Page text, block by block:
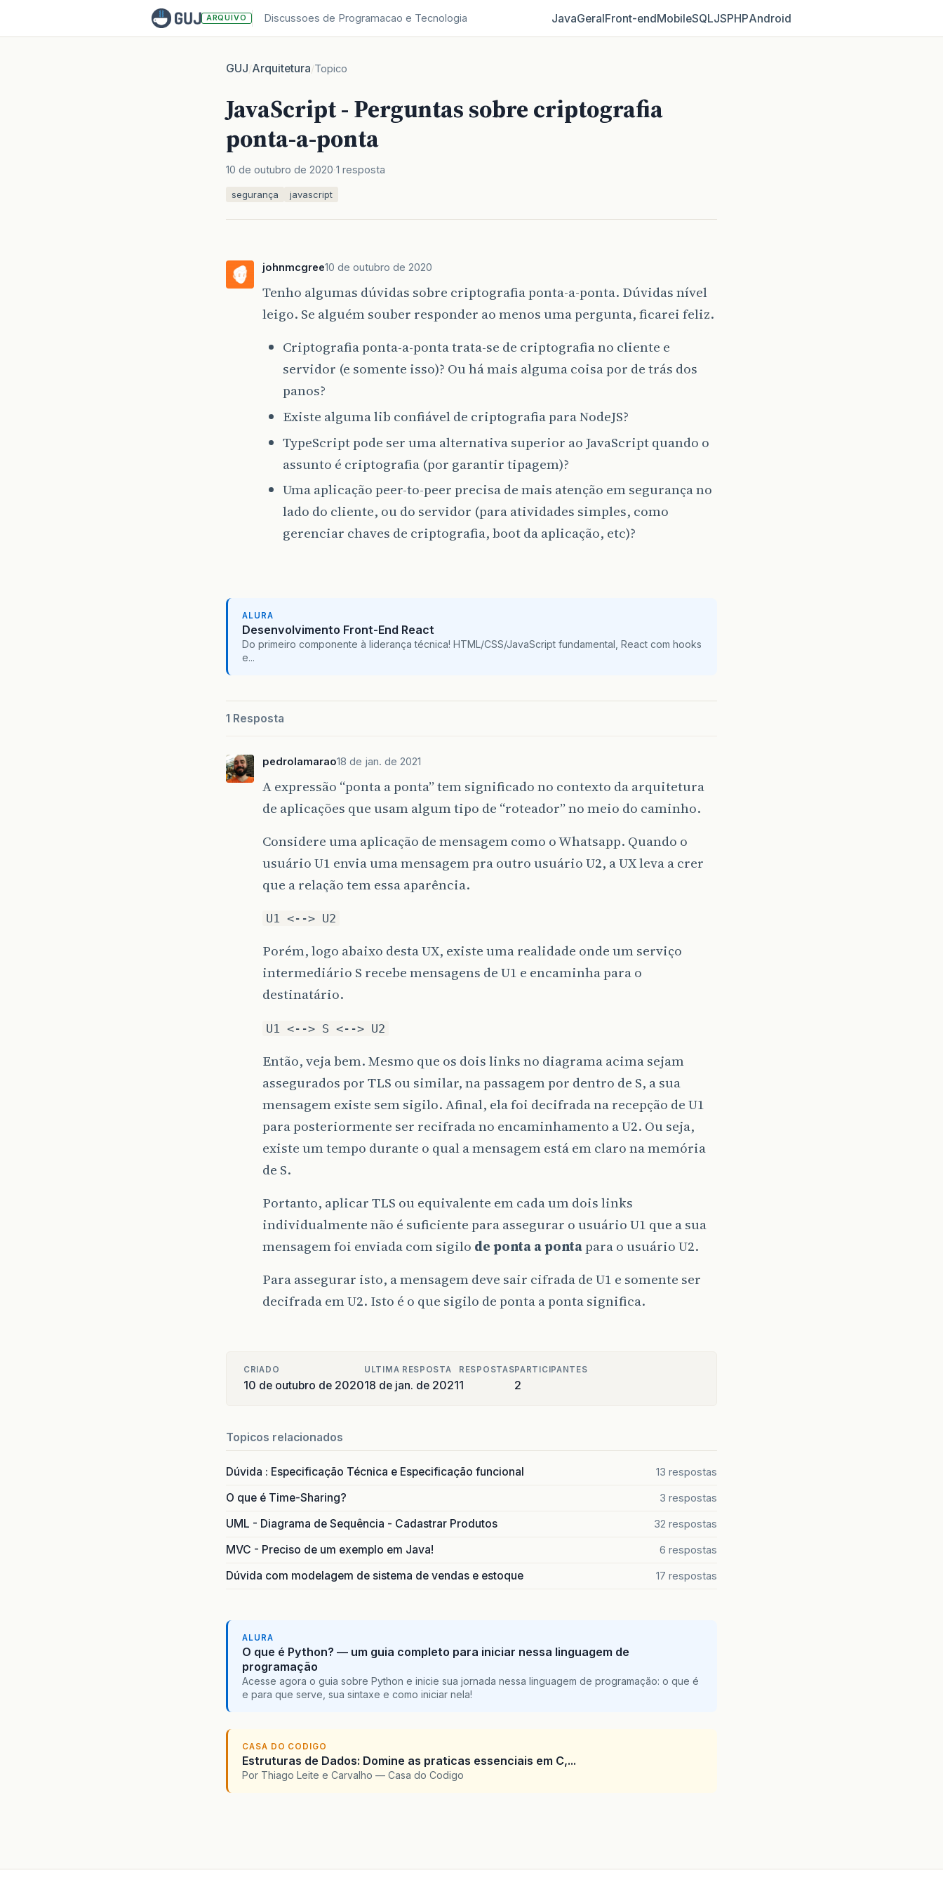
ARQUIVO Discussoes de Programacao e Tecnologia JavaGeralFront‑endMobileSQLJSPHPAndroid
GUJ/Arquitetura/Topico
JavaScript - Perguntas sobre criptografia
ponta-a-ponta
10 de outubro de 2020 1 resposta
segurança javascript
johnmcgree10 de outubro de 2020
Tenho algumas dúvidas sobre criptografia ponta-a-ponta. Dúvidas nível
leigo. Se alguém souber responder ao menos uma pergunta, ficarei feliz.
Criptografia ponta-a-ponta trata-se de criptografia no cliente e
servidor (e somente isso)? Ou há mais alguma coisa por de trás dos
panos?
Existe alguma lib confiável de criptografia para NodeJS?
TypeScript pode ser uma alternativa superior ao JavaScript quando o
assunto é criptografia (por garantir tipagem)?
Uma aplicação peer-to-peer precisa de mais atenção em segurança no
lado do cliente, ou do servidor (para atividades simples, como
gerenciar chaves de criptografia, boot da aplicação, etc)?
ALURA
Desenvolvimento Front-End React
Do primeiro componente à liderança técnica! HTML/CSS/JavaScript fundamental, React com hooks
e...
1 Resposta
pedrolamarao18 de jan. de 2021
A expressão “ponta a ponta” tem significado no contexto da arquitetura
de aplicações que usam algum tipo de “roteador” no meio do caminho.
Considere uma aplicação de mensagem como o Whatsapp. Quando o
usuário U1 envia uma mensagem pra outro usuário U2, a UX leva a crer
que a relação tem essa aparência.
U1 <--> U2
Porém, logo abaixo desta UX, existe uma realidade onde um serviço
intermediário S recebe mensagens de U1 e encaminha para o
destinatário.
U1 <--> S <--> U2
Então, veja bem. Mesmo que os dois links no diagrama acima sejam
assegurados por TLS ou similar, na passagem por dentro de S, a sua
mensagem existe sem sigilo. Afinal, ela foi decifrada na recepção de U1
para posteriormente ser recifrada no encaminhamento a U2. Ou seja,
existe um tempo durante o qual a mensagem está em claro na memória
de S.
Portanto, aplicar TLS ou equivalente em cada um dois links
individualmente não é suficiente para assegurar o usuário U1 que a sua
mensagem foi enviada com sigilo de ponta a pontapara o usuário U2.
Para assegurar isto, a mensagem deve sair cifrada de U1 e somente ser
decifrada em U2. Isto é o que sigilo de ponta a ponta significa.
CRIADO
10 de outubro de 2020
ULTIMA RESPOSTA
18 de jan. de 2021
RESPOSTAS
1
PARTICIPANTES
2
Topicos relacionados
Dúvida : Especificação Técnica e Especificação funcional 13 respostas
O que é Time-Sharing? 3 respostas
UML - Diagrama de Sequência - Cadastrar Produtos 32 respostas
MVC - Preciso de um exemplo em Java! 6 respostas
Dúvida com modelagem de sistema de vendas e estoque 17 respostas
ALURA
O que é Python? — um guia completo para iniciar nessa linguagem de
programação
Acesse agora o guia sobre Python e inicie sua jornada nessa linguagem de programação: o que é
e para que serve, sua sintaxe e como iniciar nela!
CASA DO CODIGO
Estruturas de Dados: Domine as praticas essenciais em C,...
Por Thiago Leite e Carvalho — Casa do Codigo